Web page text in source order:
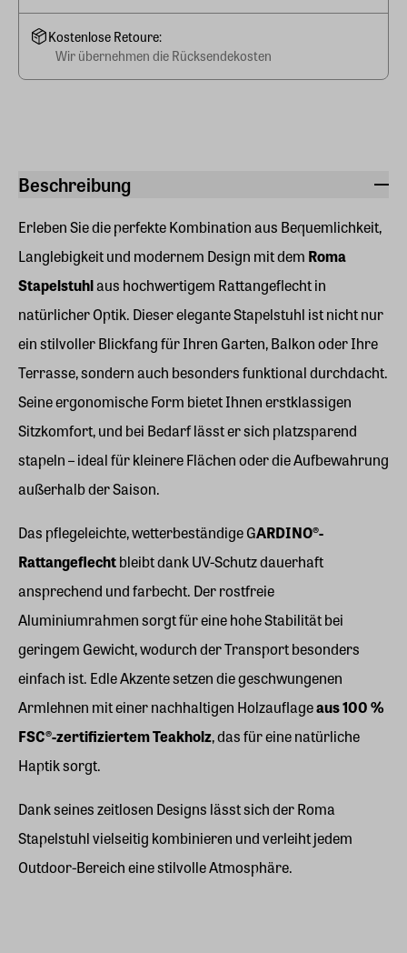
Beschreibung
Erleben Sie die perfekte Kombination aus Bequemlichkeit,
Langlebigkeit und modernem Design mit dem Roma
Stapelstuhlaus hochwertigem Rattangeflecht in
natürlicher Optik. Dieser elegante Stapelstuhl ist nicht nur
ein stilvoller Blickfang für Ihren Garten, Balkon oder Ihre
Terrasse, sondern auch besonders funktional durchdacht.
Seine ergonomische Form bietet Ihnen erstklassigen
Sitzkomfort, und bei Bedarf lässt er sich platzsparend
stapeln – ideal für kleinere Flächen oder die Aufbewahrung
außerhalb der Saison.
Das pflegeleichte, wetterbeständige GARDINO®-
Rattangeflechtbleibt dank UV-Schutz dauerhaft
ansprechend und farbecht. Der rostfreie
Aluminiumrahmen sorgt für eine hohe Stabilität bei
geringem Gewicht, wodurch der Transport besonders
einfach ist. Edle Akzente setzen die geschwungenen
Armlehnen mit einer nachhaltigen Holzauflageaus 100 %
FSC®-zertifiziertem Teakholz, das für eine natürliche
Haptik sorgt.
Dank seines zeitlosen Designs lässt sich der Roma
Stapelstuhl vielseitig kombinieren und verleiht jedem
Outdoor-Bereich eine stilvolle Atmosphäre.
Kostenlose Retoure:
Wir übernehmen die Rücksendekosten